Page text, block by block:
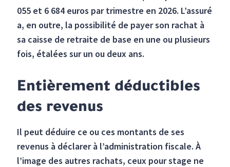
055 et 6 684 euros par trimestre en 2026. L’assuré
a, en outre, la possibilité de payer son rachat à
sa caisse de retraite de base en une ou plusieurs
fois, étalées sur un ou deux ans.
Entièrement déductibles
des revenus
Il peut déduire ce ou ces montants de ses
revenus à déclarer à l’administration fiscale. À
l’image des autres rachats, ceux pour stage ne